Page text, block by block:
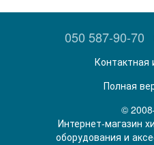
050 587-90-70
Полная
©
Интернет-магазин
оборудования и